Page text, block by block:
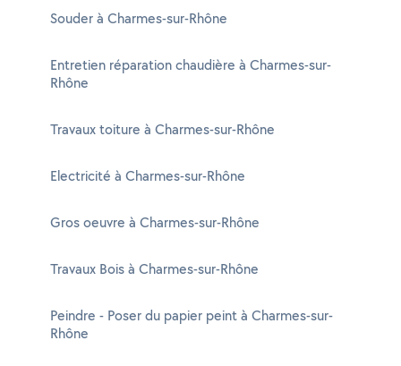
Souder à Charmes-sur-Rhône
Entretien réparation chaudière à Charmes-sur-
Rhône
Travaux toiture à Charmes-sur-Rhône
Electricité à Charmes-sur-Rhône
Gros oeuvre à Charmes-sur-Rhône
Travaux Bois à Charmes-sur-Rhône
Peindre - Poser du papier peint à Charmes-sur-
Rhône